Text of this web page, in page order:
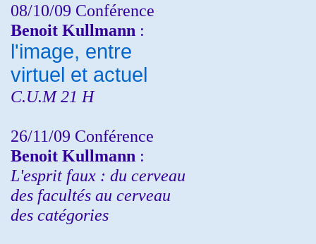
08/10/09 Conférence
Benoit Kullmann :
l'image, entre
virtuel et actuel
C.U.M 21 H
26/11/09 Conférence
Benoit Kullmann :
L'esprit faux : du cerveau
des facultés au cerveau
des catégories